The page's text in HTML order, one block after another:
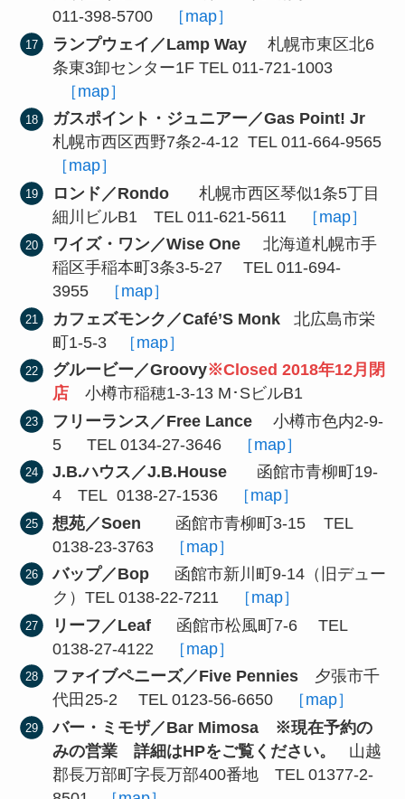
011-398-5700
［map］
ランプウェイ／Lamp Way 札幌市東区北6
条東3卸センター1F TEL 011-721-1003
［map］
ガスポイント・ジュニアー／Gas Point! Jr
札幌市西区西野7条2-4-12 TEL 011-664-9565
［map］
ロンド／Rondo 札幌市西区琴似1条5丁目
細川ビルB1 TEL 011-621-5611
［map］
ワイズ・ワン／Wise One北海道札幌市手
稲区手稲本町3条3-5-27 TEL 011-694-
3955
［map］
カフェズモンク／Café’S Monk 北広島市栄
町1-5-3
［map］
グルービー／Groovy※Closed 2018年12月閉
店 小樽市稲穂1-3-13 M･SビルB1
フリーランス／Free Lance 小樽市色内2-9-
5 TEL 0134-27-3646
［map］
J.B.ハウス／J.B.House
函館市青柳町19-
4 TEL 0138-27-1536
［map］
想苑／Soen 函館市青柳町3-15 TEL
0138-23-3763
［map］
バップ／Bop 函館市新川町9-14（旧デュー
ク）TEL 0138-22-7211
［map］
リーフ／Leaf 函館市松風町7-6 TEL
0138-27-4122
［map］
ファイブペニーズ／Five Pennies 夕張市千
代田25-2 TEL 0123-56-6650
［map］
バー・ミモザ／Bar Mimosa ※現在予約の
みの営業 詳細はHPをご覧ください。
山越
郡長万部町字長万部400番地 TEL 01377-2-